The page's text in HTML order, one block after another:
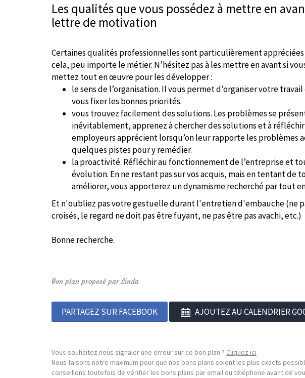
Les qualités que vous possédez à mettre en
lettre de motivation
Certaines qualités professionnelles sont particulièrement
cela, peu importe le métier. N’hésitez pas à les mettre en avant si
mettez tout en œuvre pour les développer :
le sens de l’organisation. Il vous permet d’organiser votre
vous fixer les bonnes priorités.
vous trouvez facilement des solutions. Les problèmes se
inévitablement, apprenez à chercher des solutions et à réfléchir
employeurs apprécient lorsqu’on leur rapporte les problèmes
quelques pistes pour y remédier.
la proactivité. Réfléchir au fonctionnement de l’entreprise et
évolution. En ne restant pas sur vos acquis, mais en tentant de
améliorer, vous apporterez un dynamisme recherché par tout
Et n'oubliez pas votre gestuelle durant l'entretien d'embauche (ne
croisés, le regard ne doit pas être fuyant, ne pas être pas avachi, etc.)
Bonne recherche.
Bon plan proposé par Linda
PARTAGEZ SUR FACEBOOK AJOUTEZ AU CALENDRIER
Vous souhaitez nous signaler une erreur sur ce bon plan ? Cliquez ici
Nous faisons notre maximum pour que nos bons plans soient les plus exacts
conseillons toutefois de vérifier les bons plans par email ou téléphone avant de